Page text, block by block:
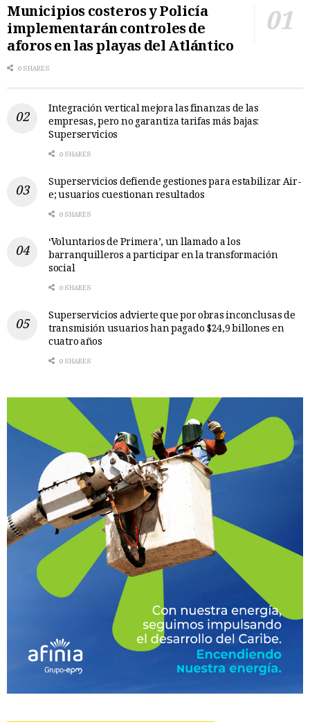
Municipios costeros y Policía
implementarán controles de
aforos en las playas del Atlántico
0 SHARES
Integración vertical mejora las finanzas de las
empresas, pero no garantiza tarifas más bajas:
Superservicios
0 SHARES
Superservicios defiende gestiones para estabilizar Air-
e; usuarios cuestionan resultados
0 SHARES
‘Voluntarios de Primera’, un llamado a los
barranquilleros a participar en la transformación
social
0 SHARES
Superservicios advierte que por obras inconclusas de
transmisión usuarios han pagado $24,9 billones en
cuatro años
0 SHARES